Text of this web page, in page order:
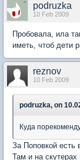
podruzka
10 Feb 2009
Пробовала, ила
иметь, чтоб дети
reznov
10 Feb 2009
podruzka, on
Куда
За Поповкой
Там и на скутерах